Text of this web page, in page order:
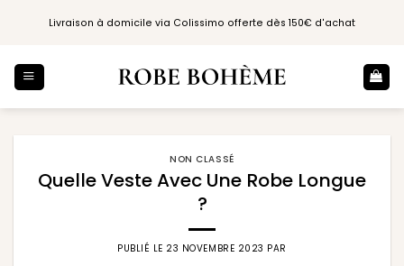
Livraison à domicile via Colissimo offerte dès 150€ d'achat
NON CLASSÉ
Quelle Veste Avec Une Robe Longue
?
PUBLIÉ LE 23 NOVEMBRE 2023 PAR